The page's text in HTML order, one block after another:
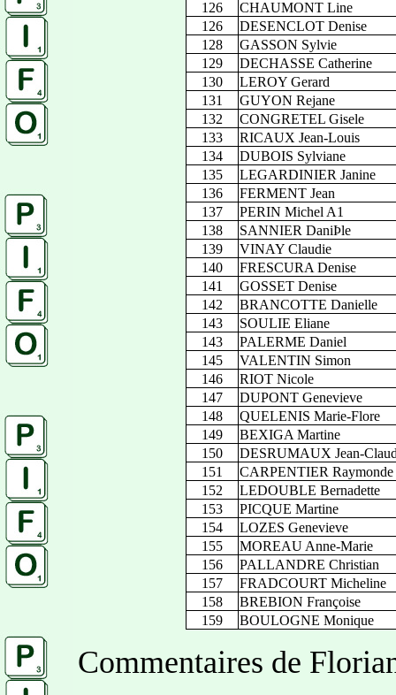
126
CHAUMONT Line
126
DESENCLOT Denise
128
GASSON Sylvie
129
DECHASSE Catherine
130
LEROY Gerard
131
GUYON Rejane
132
CONGRETEL Gisele
133
RICAUX Jean-Louis
134
DUBOIS Sylviane
135
LEGARDINIER Janine
136
FERMENT Jean
137
PERIN Michel A1
138
SANNIER DaniÞle
139
VINAY Claudie
140
FRESCURA Denise
141
GOSSET Denise
142
BRANCOTTE Danielle
143
SOULIE Eliane
143
PALERME Daniel
145
VALENTIN Simon
146
RIOT Nicole
147
DUPONT Genevieve
148
QUELENIS Marie-Flore
149
BEXIGA Martine
150
DESRUMAUX Jean-
151
CARPENTIER Raymonde
152
LEDOUBLE Bernadette
153
PICQUE Martine
154
LOZES Genevieve
155
MOREAU Anne-Marie
156
PALLANDRE Christian
157
FRADCOURT Micheline
158
BREBION Françoise
159
BOULOGNE Monique
Commentaires de